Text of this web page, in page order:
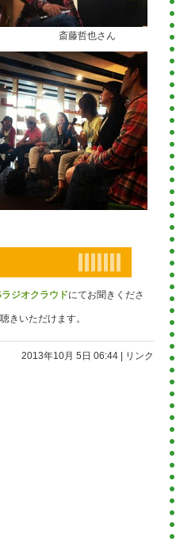
哲也さん
ジオクラウドにてお聞きくださ
きいただけます。
2013年10月 5日 06:44 リンク